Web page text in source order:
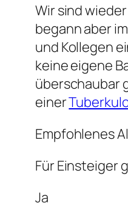
Wir sind
begann aber
und Kollegen
keine eigene
überschaubar
einer
Empfohlenes
Für Einsteiger
Ja